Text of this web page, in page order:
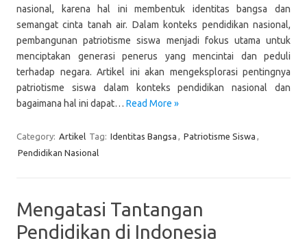
nasional, karena hal ini membentuk identitas bangsa dan
semangat cinta tanah air. Dalam konteks pendidikan nasional,
pembangunan patriotisme siswa menjadi fokus utama untuk
menciptakan generasi penerus yang mencintai dan peduli
terhadap negara. Artikel ini akan mengeksplorasi pentingnya
patriotisme siswa dalam konteks pendidikan nasional dan
bagaimana hal ini dapat… Read More »
Category: Artikel Tag: Identitas Bangsa , Patriotisme Siswa ,
Pendidikan Nasional
Mengatasi Tantangan
Pendidikan di Indonesia